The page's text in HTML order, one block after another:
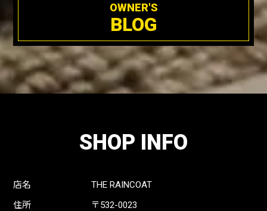
OWNER'S
BLOG
SHOP INFO
店名
THE RAINCOAT
住所
〒532-0023